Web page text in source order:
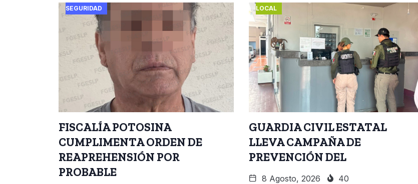
SEGURIDAD
FISCALÍA POTOSINA
CUMPLIMENTA ORDEN DE
REAPREHENSIÓN POR
PROBABLE
LOCAL
GUARDIA CIVIL ESTATAL
LLEVA CAMPAÑA DE
PREVENCIÓN DEL
8 Agosto, 2026 40